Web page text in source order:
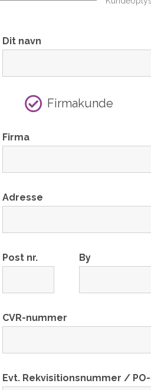
Dit navn
Firmakunde
Firma
Adresse
Post nr. By
CVR-nummer
Evt. Rekvisitionsnummer /